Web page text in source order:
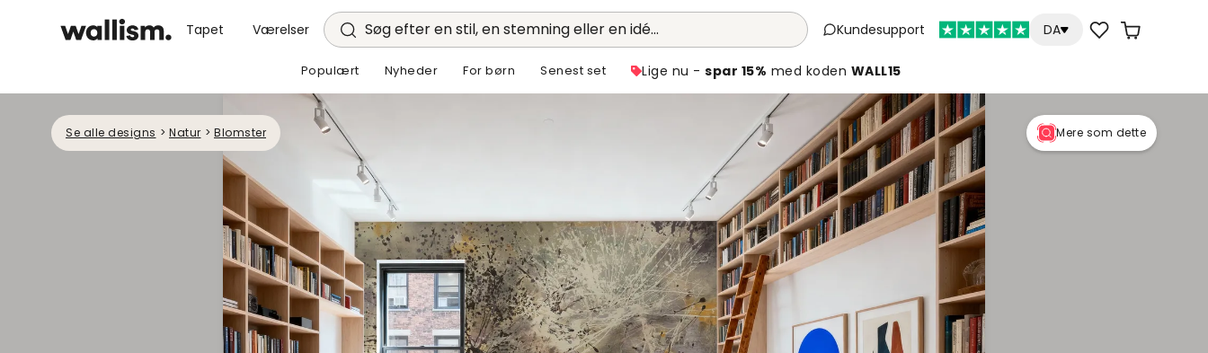
Tapet Værelser Søg efter en stil, en stemning eller en idé... Kundesupport DA
Populært Nyheder For børn Senest set Lige nu - spar 15% med koden WALL15
Se alle designs > Natur > Blomster Mere som dette